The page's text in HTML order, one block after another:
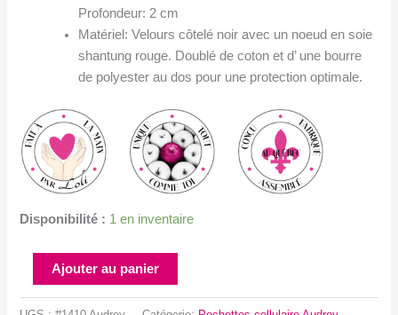
Profondeur: 2 cm
Matériel: Velours côtelé noir avec un noeud en soie
shantung rouge. Doublé de coton et d’ une bourre
de polyester au dos pour une protection optimale.
Disponibilité : 1 en inventaire
quantité
de
Ajouter au panier